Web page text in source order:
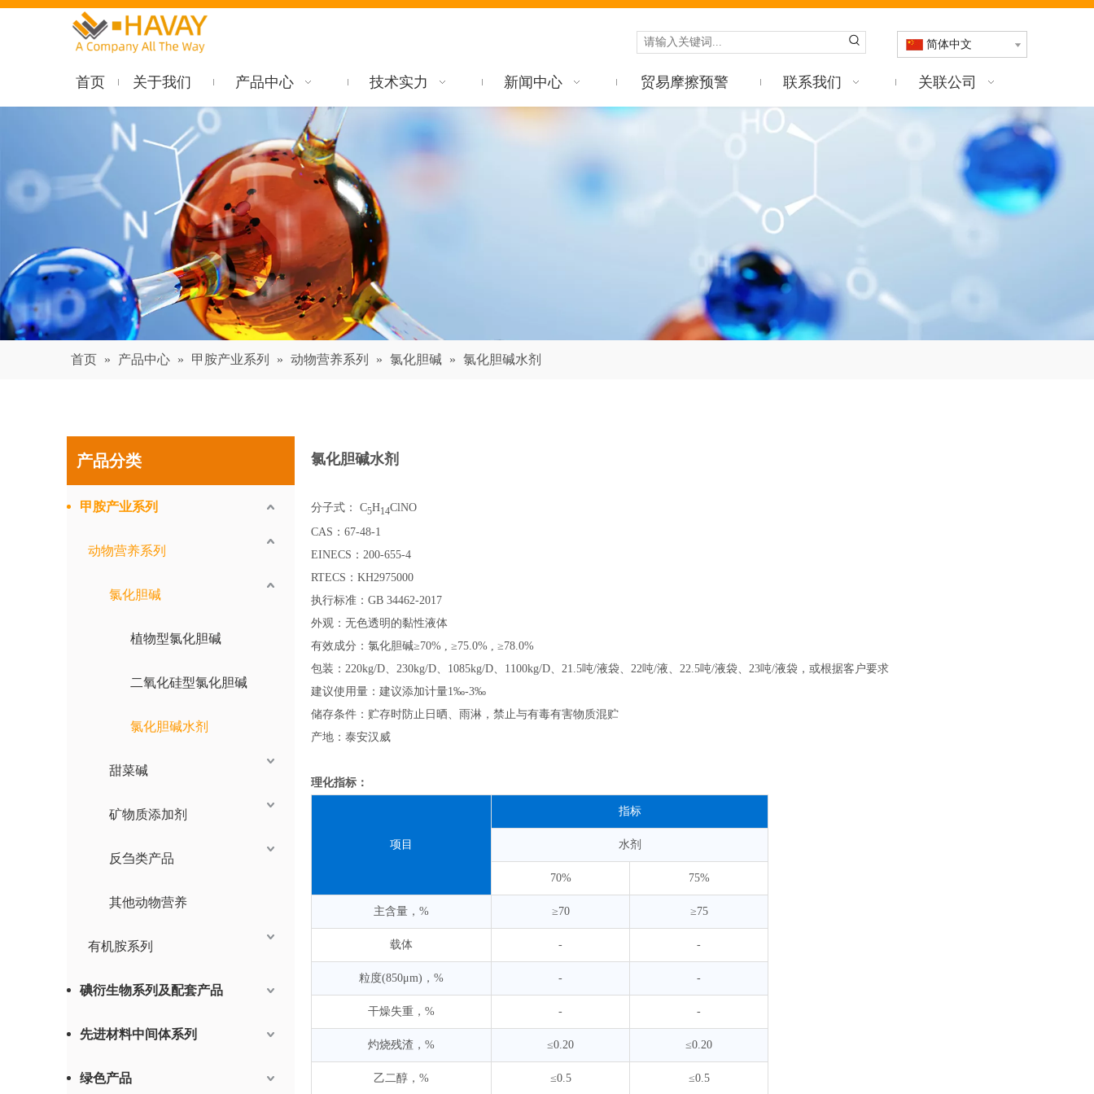
简体中文
首页 关于我们 产品中心 技术实力 新闻中心 贸易摩擦预警 联系我们 关联公司
首页 » 产品中心 » 甲胺产业系列 » 动物营养系列 » 氯化胆碱 » 氯化胆碱水剂
产品分类
甲胺产业系列
动物营养系列
氯化胆碱
植物型氯化胆碱
二氧化硅型氯化胆碱
氯化胆碱水剂
甜菜碱
矿物质添加剂
反刍类产品
其他动物营养
有机胺系列
碘衍生物系列及配套产品
先进材料中间体系列
绿色产品
氯化胆碱水剂
分子式： C5H14ClNO
CAS：67-48-1
EINECS：200-655-4
RTECS：KH2975000
执行标准：GB 34462-2017
外观：无色透明的黏性液体
有效成分：氯化胆碱≥70% , ≥75.0% , ≥78.0%
包装：220kg/D、230kg/D、1085kg/D、1100kg/D、21.5吨/液袋、22吨/液、22.5吨/液袋、23吨/液袋，或根据客户要求
建议使用量：建议添加计量1‰-3‰
储存条件：贮存时防止日晒、雨淋，禁止与有毒有害物质混贮
产地：泰安汉威
理化指标：
项目
指标
水剂
70% 75%
主含量，% ≥70 ≥75
载体 - -
粒度(850μm)，% - -
干燥失重，% - -
灼烧残渣，% ≤0.20 ≤0.20
乙二醇，% ≤0.5 ≤0.5